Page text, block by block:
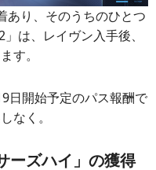
あり、そのうちのひとつ
は、レイヴン入手後、
す。
日開始予定のパス報酬で
なく。
ーズハイ」の獲得